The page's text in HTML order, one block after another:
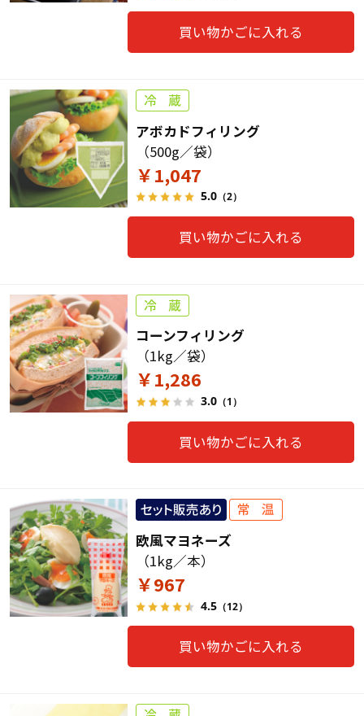
買い物かごに入れる
アボカドフィリング
（500g／袋）
￥1,047
5.0（2）
買い物かごに入れる
コーンフィリング
（1kg／袋）
￥1,286
3.0（1）
買い物かごに入れる
欧風マヨネーズ
（1kg／本）
￥967
4.5（12）
買い物かごに入れる